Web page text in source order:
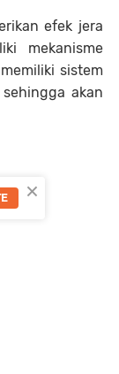
efek jera
mekanisme
sistem
akan
×